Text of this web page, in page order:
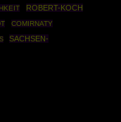
ROBERT-KOCH
COMIRNATY
SACHSEN-